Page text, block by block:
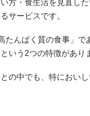
方・食生活を見直し
サービスです。
たんぱく質の食事」
いう2つの特徴があり
の中でも、特におい